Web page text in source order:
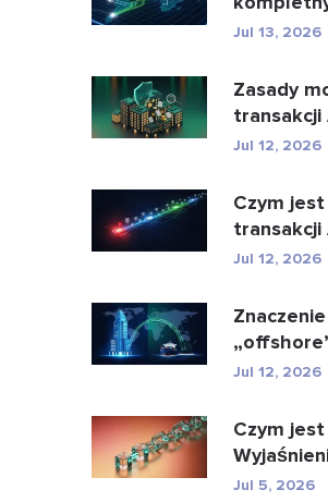
zgodności
Jul 13, 2026
Zasady
transakcji
Jul 12, 2026
Czym
transakcji
działa?
Jul 12, 2026
Jul 12, 2026
Czym
Jul 5, 2026